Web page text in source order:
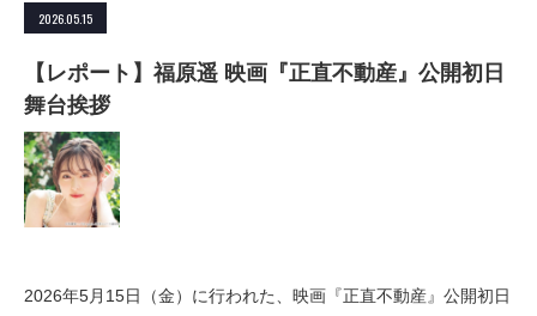
2026.05.15
【レポート】福原遥 映画『正直不動産』公開初日
舞台挨拶
2026年5月15日（金）に行われた、映画『正直不動産』公開初日